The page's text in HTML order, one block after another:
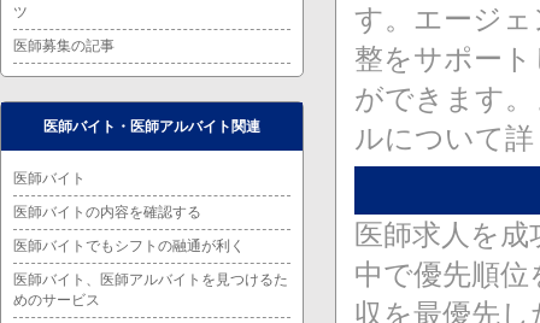
す。エージ
整をサポー
ができます
ルについて
医師求人を
中で優先順
収を最優先
ツ
医師募集の記事
医師バイト・医師アルバイト関連
医師バイト
医師バイトの内容を確認する
医師バイトでもシフトの融通が利く
医師バイト、医師アルバイトを見つけるた
めのサービス